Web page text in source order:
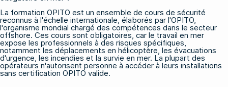
La formation OPITO est un ensemble de cours de sécurité
reconnus à l'échelle internationale, élaborés par l'OPITO,
l'organisme mondial chargé des compétences dans le secteur
offshore. Ces cours sont obligatoires, car le travail en mer
expose les professionnels à des risques spécifiques,
notamment les déplacements en hélicoptère, les évacuations
d'urgence, les incendies et la survie en mer. La plupart des
opérateurs n'autorisent personne à accéder à leurs installations
sans certification OPITO valide.